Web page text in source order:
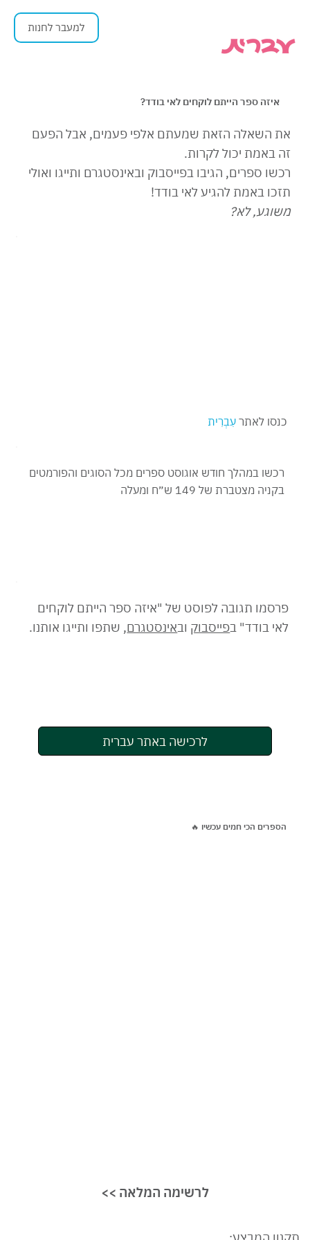
למעבר לחנות
איזה ספר הייתם לוקחים לאי בודד?
את השאלה הזאת שמעתם אלפי פעמים, אבל הפעם
זה באמת יכול לקרות.
רכשו ספרים, הגיבו בפייסבוק ובאינסטגרם ותייגו ואולי
תזכו באמת להגיע לאי בודד!
משוגע, לא?
פרסמו תגובה לפוסט של "איזה ספר הייתם לוקחים
לאי בודד" בפייסבוק ובאינסטגרם, שתפו ותייגו אותנו.
רכשו במהלך חודש אוגוסט ספרים מכל הסוגים והפורמטים
בקניה מצטברת של 149 ש״ח ומעלה
כנסו לאתר עִבְרִית
לרכישה באתר עברית
הספרים הכי חמים עכשיו 🔥
<< לרשימה המלאה